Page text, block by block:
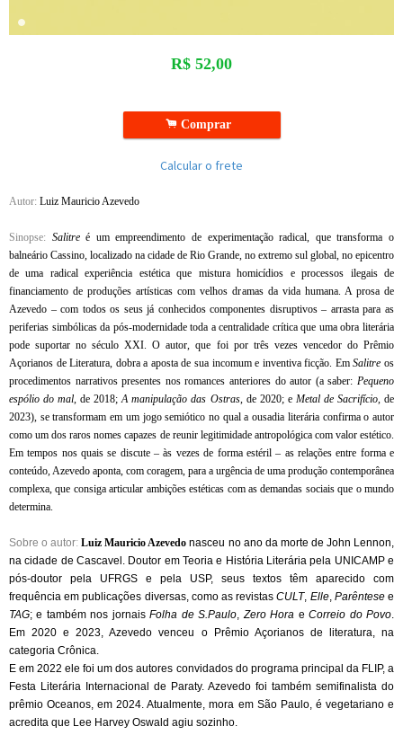
R$ 52,00
.Comprar
Calcular o frete
Autor: Luiz Mauricio Azevedo
Sinopse: Salitreé um empreendimento de experimentação radical, que transforma o
balneário Cassino, localizado na cidade de Rio Grande, no extremo sul global, no epicentro
de uma radical experiência estética que mistura homicídios e processos ilegais de
financiamento de produções artísticas com velhos dramas da vida humana. A prosa de
Azevedo – com todos os seus já conhecidos componentes disruptivos – arrasta para as
periferias simbólicas da pós-modernidade toda a centralidade crítica que uma obra literária
pode suportar no século XXI. O autor, que foi por três vezes vencedor do Prêmio
Açorianos de Literatura, dobra a aposta de sua incomum e inventiva ficção. EmSalitreos
procedimentos narrativos presentes nos romances anteriores do autor (a saber: Pequeno
espólio do mal, de 2018;A manipulação das Ostras, de 2020; e Metal de Sacrifício, de
2023), se transformam em um jogo semiótico no qual a ousadia literária confirma o autor
como um dos raros nomes capazes de reunir legitimidade antropológica com valor estético.
Em tempos nos quais se discute – às vezes de forma estéril – as relações entre forma e
conteúdo, Azevedo aponta, com coragem, para a urgência de uma produção contemporânea
complexa, que consiga articular ambições estéticas com as demandas sociais que o mundo
determina.
Sobre o autor:Luiz Mauricio Azevedo nasceu no ano da morte de John Lennon,
na cidade de Cascavel. Doutor em Teoria e História Literária pela UNICAMP e
pós-doutor pela UFRGS e pela USP, seus textos têm aparecido com
frequência em publicações diversas, como as revistasCULT, Elle, Parêntesee
TAG; e também nos jornaisFolha de S.Paulo,Zero Hora eCorreio do Povo.
Em 2020 e 2023, Azevedo venceu o Prêmio Açorianos de literatura, na
categoria Crônica.
E em 2022 ele foi um dos autores convidados do programa principal da FLIP, a
Festa Literária Internacional de Paraty. Azevedo foi também semifinalista do
prêmio Oceanos, em 2024. Atualmente, mora em São Paulo, é vegetariano e
acredita que Lee Harvey Oswald agiu sozinho.